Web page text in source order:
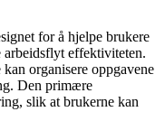
for å hjelpe brukere
arbeidsflyt effektiviteten.
organisere oppgavene
Den primære
slik at brukerne kan